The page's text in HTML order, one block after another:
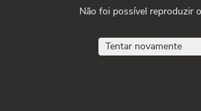
Não foi possível reproduzir
Tentar novamente